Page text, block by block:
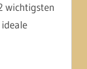
wichtigsten